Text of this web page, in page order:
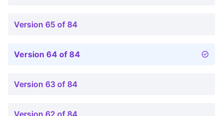
Version 65 of 84
Version 64 of 84
Version 63 of 84
Version 62 of 84